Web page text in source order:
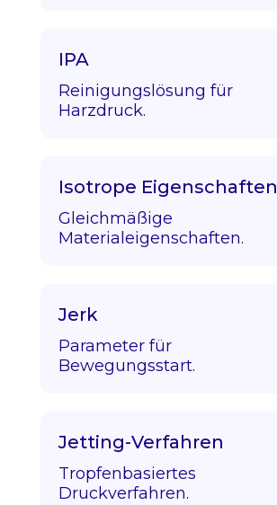
IPA
Reinigungslösung für
Harzdruck.
Isotrope Eigenschaften
Gleichmäßige
Materialeigenschaften.
Jerk
Parameter für
Bewegungsstart.
Jetting-Verfahren
Tropfenbasiertes
Druckverfahren.